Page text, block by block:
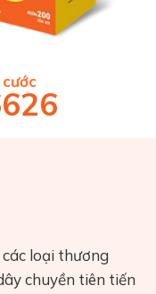
loại thương
chuyền tiên tiến